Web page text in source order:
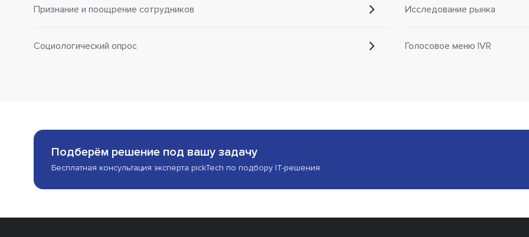
Признание и поощрение сотрудников
Социологический опрос
Исследование рынка
Голосовое меню IVR
Подберём решение под вашу задачу
Бесплатная консультация эксперта pickTech по подбору IT-решения